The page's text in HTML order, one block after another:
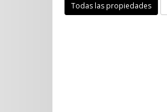
Todas las propiedades